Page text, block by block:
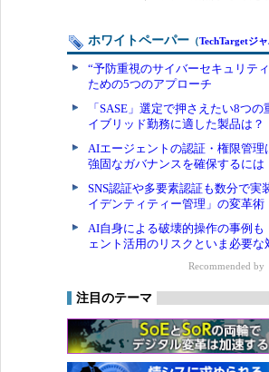
ホワイトペーパー （TechTargetジ
“予防重視のサイバーセキュリテ
ための5つのアプローチ
「SASE」選定で押さえたい8つ
イブリッド勤務に適した製品は？
AIエージェントの認証・権限管
強固なガバナンスを確保するには
SNS認証や多要素認証も数分で実
イデンティティー管理」の変革術
AI自身による破壊的操作の事例
ェント活用のリスクといま必要な
Recommended by
注目のテーマ